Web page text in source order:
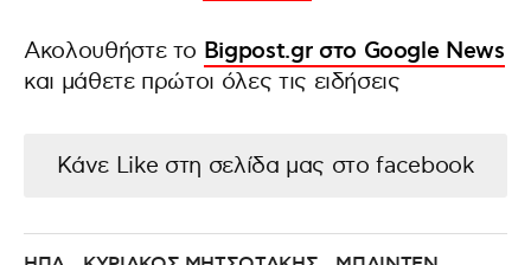
Ακολουθήστε το Bigpost.gr στο Google News
και μάθετε πρώτοι όλες τις ειδήσεις
Κάνε Like στη σελίδα μας στο facebook